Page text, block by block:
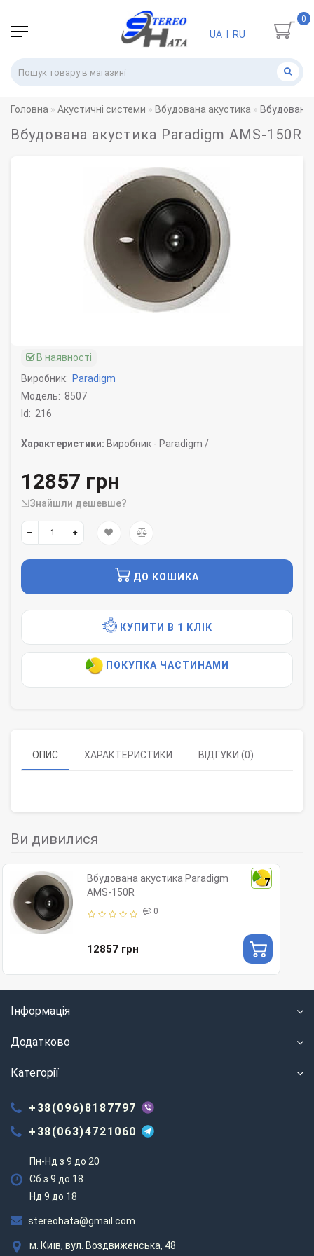
0
UA RU
Головна Акустичні системи Вбудована акустика Вбудована
Вбудована акустика Paradigm AMS-150R
В наявності
Виробник: Paradigm
Модель: 8507
Id: 216
Характеристики: Виробник - Paradigm /
12857 грн
⇲Знайшли дешевше?
ДО КОШИКА
КУПИТИ В 1 КЛІК
ПОКУПКА ЧАСТИНАМИ
ОПИС ХАРАКТЕРИСТИКИ ВІДГУКИ (0)
.
Ви дивилися
7
Вбудована акустика Paradigm
AMS-150R
0
12857 грн
Інформація
Додатково
Категорії
+38(096)8187797
+38(063)4721060
Пн-Нд з 9 до 20
Сб з 9 до 18
Нд 9 до 18
stereohata@gmail.com
м. Київ, вул. Воздвиженська, 48